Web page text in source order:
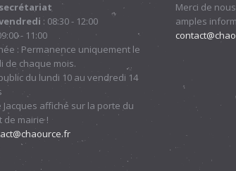
: 08:30 - 12:00
- 11:00
: Permanence uniquement le
de chaque mois.
du lundi 10 au vendredi 14
Jacques affiché sur la porte du
de mairie !
Merci de
amples